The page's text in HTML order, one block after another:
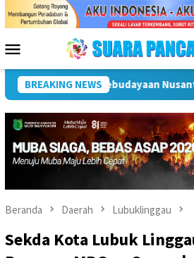
Menu
Mobile
BREAKING NEWS
Infrastruktur Kebudayaan
Beranda Daerah Lubuklinggau
Sekda Kota Lubuk